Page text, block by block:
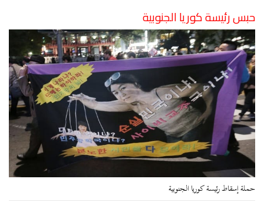
حبس رئيسة كوريا الجنوبية
حملة إسقاط رئيسة كوريا الجنوبية